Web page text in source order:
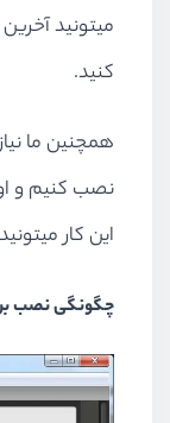
میتونید
کنید.
این کار
چگونگی نصب